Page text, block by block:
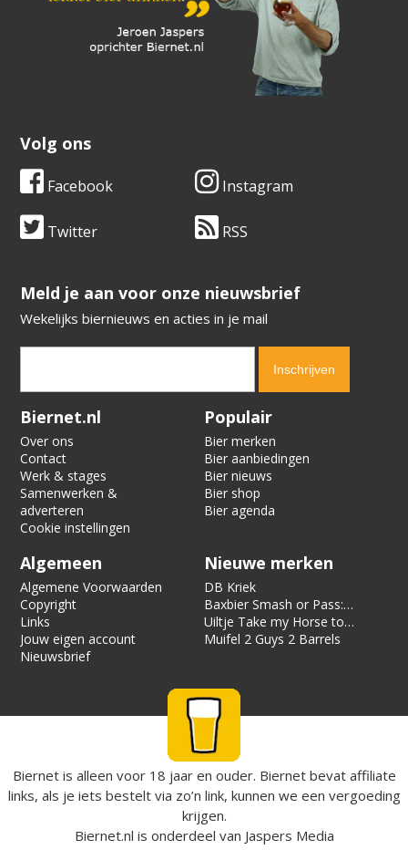
Volg ons
Facebook Instagram
Twitter RSS
​​​​​​​Meld je aan voor onze nieuwsbrief
Wekelijks biernieuws en acties in je mail
Verification code:
Biernet.nl
Over ons
Contact
Werk & stages
Samenwerken &
adverteren
Cookie instellingen
Populair
Bier merken
Bier aanbiedingen
Bier nieuws
Bier shop
Bier agenda
Algemeen
Algemene Voorwaarden
Copyright
Links
Jouw eigen account
Nieuwsbrief
Nieuwe merken
DB Kriek
Baxbier Smash or Pass:
Strata
Uiltje Take my Horse to
the Hotel Room
Muifel 2 Guys 2 Barrels
Biernet is alleen voor 18 jaar en ouder. Biernet bevat affiliate
links, als je iets bestelt via zo’n link, kunnen we een vergoeding
krijgen.
Biernet.nl is onderdeel van Jaspers Media